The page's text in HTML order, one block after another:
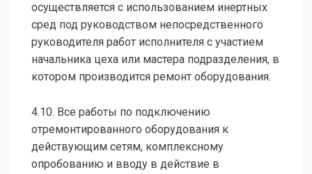
осуществляется с использованием инертных
сред под руководством непосредственного
руководителя работ исполнителя с участием
начальника цеха или мастера подразделения, в
котором производится ремонт оборудования.
4.10. Все работы по подключению
отремонтированного оборудования к
действующим сетям, комплексному
опробованию и вводу в действие в